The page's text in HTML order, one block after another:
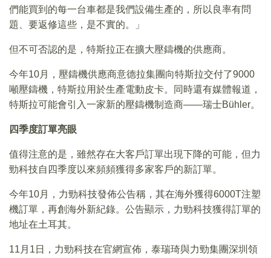
們能買到的每一台車都是我們設備生產的，所以良率有問
題、要返修這些，是不實的。」
但不可否認的是，特斯拉正在擴大壓鑄機的供應商。
今年10月，壓鑄機供應商意德拉集團向特斯拉交付了9000
噸壓鑄機，特斯拉用於生產電動皮卡。同時還有媒體報道，
特斯拉可能會引入一家新的壓鑄機制造商——瑞士Bühler。
四季度訂單亮眼
值得注意的是，雖然存在大客戶訂單出現下降的可能，但力
勁科技自四季度以來頻頻獲得多家客戶的新訂單。
今年10月，力勁科技發佈公告稱，其在海外獲得6000T注塑
機訂單，再創海外新紀錄。公告顯示，力勁科技獲得訂單的
地址在土耳其。
11月1日，力勁科技在官網宣佈，泰瑞琦與力勁集團深圳領